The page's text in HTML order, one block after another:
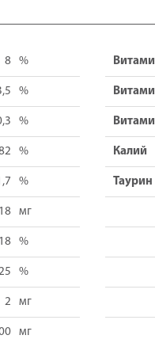
8 %
%
%
% Калий
% Таурин
18 мг
%
%
2 мг
мг